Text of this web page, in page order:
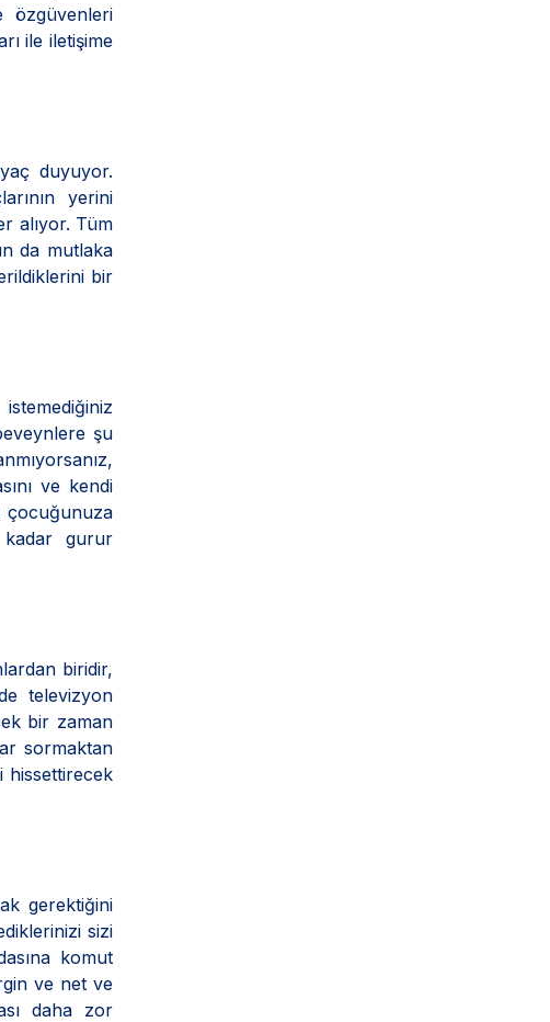
özgüvenleri
ile iletişime
duyuyor.
yerini
alıyor. Tüm
da mutlaka
bir
şu
ve kendi
çocuğunuza
gurur
biridir,
televizyon
bir zaman
sormaktan
hissettirecek
gerektiğini
sizi
komut
ve net ve
daha zor